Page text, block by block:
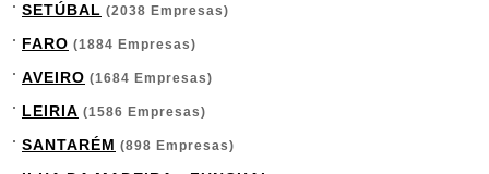
SETÚBAL (2038 Empresas)
FARO (1884 Empresas)
AVEIRO (1684 Empresas)
LEIRIA (1586 Empresas)
SANTARÉM (898 Empresas)